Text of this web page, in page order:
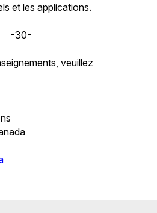
et les applications.
-30-
veuillez